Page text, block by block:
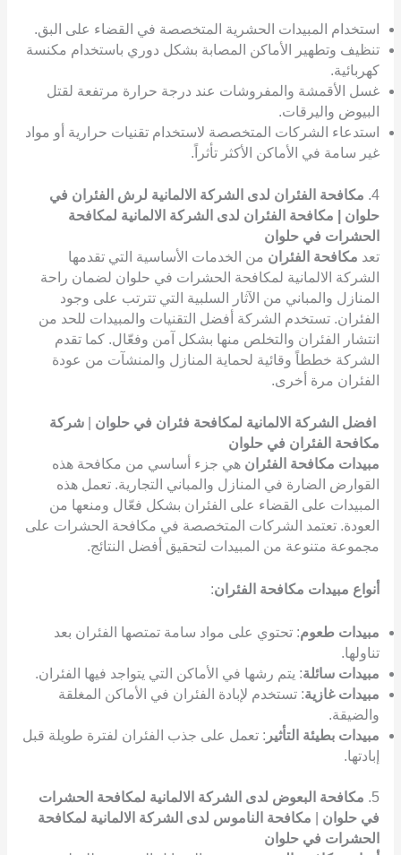
استخدام المبيدات الحشرية المتخصصة في القضاء على البق.
تنظيف وتطهير الأماكن المصابة بشكل دوري باستخدام مكنسة
كهربائية.
غسل الأقمشة والمفروشات عند درجة حرارة مرتفعة لقتل
البيوض واليرقات.
استدعاء الشركات المتخصصة لاستخدام تقنيات حرارية أو مواد
غير سامة في الأماكن الأكثر تأثراً.
4. مكافحة الفئران لدى الشركة الالمانية لرش الفئران في
حلوان | مكافحة الفئران لدى الشركة الالمانية لمكافحة
الحشرات في حلوان
تعد مكافحة الفئران من الخدمات الأساسية التي تقدمها
الشركة الالمانية لمكافحة الحشرات في حلوان لضمان راحة
المنازل والمباني من الآثار السلبية التي تترتب على وجود
الفئران. تستخدم الشركة أفضل التقنيات والمبيدات للحد من
انتشار الفئران والتخلص منها بشكل آمن وفعّال. كما تقدم
الشركة خططاً وقائية لحماية المنازل والمنشآت من عودة
الفئران مرة أخرى.
افضل الشركة الالمانية لمكافحة فئران في حلوان
شركة
مكافحة الفئران في حلوان
مبيدات مكافحة الفئران هي جزء أساسي من مكافحة هذه
القوارض الضارة في المنازل والمباني التجارية. تعمل هذه
المبيدات على القضاء على الفئران بشكل فعّال ومنعها من
العودة. تعتمد الشركات المتخصصة في مكافحة الحشرات على
مجموعة متنوعة من المبيدات لتحقيق أفضل النتائج.
أنواع مبيدات مكافحة الفئران:
مبيدات طعوم: تحتوي على مواد سامة تمتصها الفئران بعد
تناولها.
مبيدات سائلة: يتم رشها في الأماكن التي يتواجد فيها الفئران.
مبيدات غازية: تستخدم لإبادة الفئران في الأماكن المغلقة
والضيقة.
مبيدات بطيئة التأثير : تعمل على جذب الفئران لفترة طويلة قبل
إبادتها.
5. مكافحة البعوض لدى الشركة الالمانية لمكافحة الحشرات
في حلوان
مكافحة الناموس لدى الشركة الالمانية لمكافحة
الحشرات في حلوان